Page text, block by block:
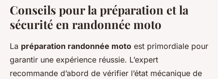
Conseils pour la préparation et la
sécurité en randonnée moto
La préparation randonnée moto est primordiale pour
garantir une expérience réussie. L’expert
recommande d’abord de vérifier l’état mécanique de